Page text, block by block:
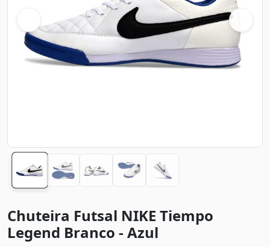
Chuteira Futsal NIKE Tiempo
Legend Branco - Azul